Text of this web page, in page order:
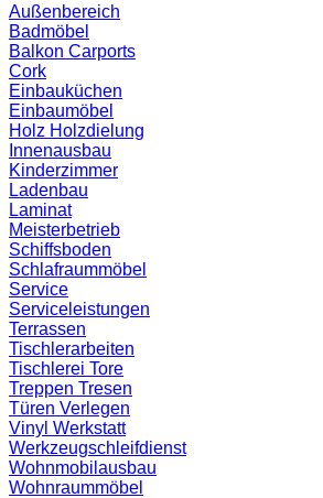
Außenbereich
Badmöbel
Balkon Carports
Cork
Einbauküchen
Einbaumöbel
Holz Holzdielung
Innenausbau
Kinderzimmer
Ladenbau
Laminat
Meisterbetrieb
Schiffsboden
Schlafraummöbel
Service
Serviceleistungen
Terrassen
Tischlerarbeiten
Tischlerei Tore
Treppen Tresen
Türen Verlegen
Vinyl Werkstatt
Werkzeugschleifdienst
Wohnmobilausbau
Wohnraummöbel